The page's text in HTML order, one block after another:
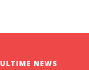
ULTIME NEWS